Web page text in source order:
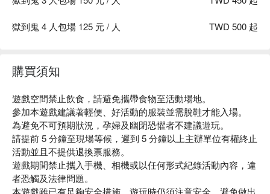
獄到鬼主題氛圍營造為陰森、驚悚，懼怕者建議勿入。
參加本遊戲建議著輕便、好活動的服裝並需脫鞋才能入
請提前5分鐘至現場等候，遲到 5 分鐘以上主辦單位有權終
遊戲期間禁止攜入手機、相機或以任何形式紀錄活動內
容，違者恐觸及法律問題。
本遊戲雖已有足夠安全措施，遊玩時仍須注意安全，避免
做出危險行為。
遊戲過程請遵照工作人員指示，若因違規造成物品損壞，
得視情況要求賠償。
獄到鬼 4 人包場 125 元 / 人 TWD 500 起
購買須知
遊戲空間禁止飲食，請避免攜帶食物至活動場地。
參加本遊戲建議著輕便、好活動的服裝並需脫鞋才能入場。
為避免不可預期狀況，孕婦及幽閉恐懼者不建議遊玩。
請提前 5 分鐘至現場等候，遲到 5 分鐘以上主辦單位有權終止
活動並且不提供退換票服務。
遊戲期間禁止攜入手機、相機或以任何形式紀錄活動內容，違
者恐觸及法律問題。
本遊戲雖已有足夠安全措施，遊玩時仍須注意安全，避免做出